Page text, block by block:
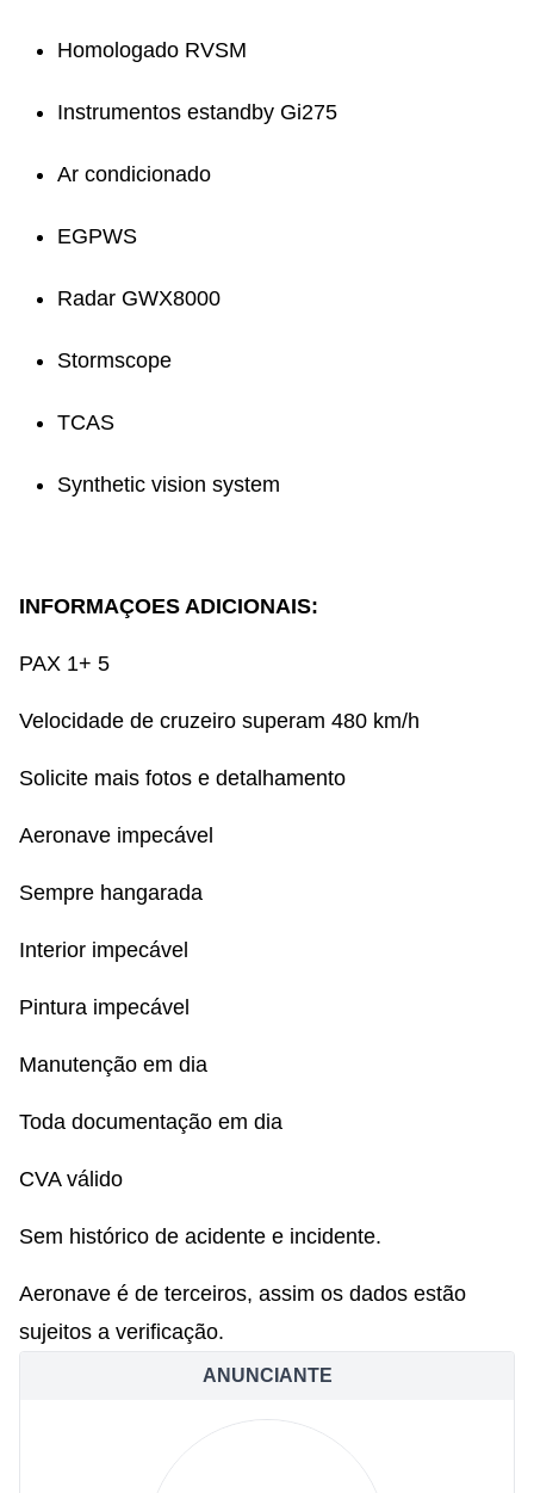
Homologado RVSM
Instrumentos estandby Gi275
Ar condicionado
EGPWS
Radar GWX8000
Stormscope
TCAS
Synthetic vision system
INFORMAÇOES ADICIONAIS:
PAX 1+ 5
Velocidade de cruzeiro superam 480 km/h
Solicite mais fotos e detalhamento
Aeronave impecável
Sempre hangarada
Interior impecável
Pintura impecável
Manutenção em dia
Toda documentação em dia
CVA válido
Sem histórico de acidente e incidente.
Aeronave é de terceiros, assim os dados estão
sujeitos a verificação.
ANUNCIANTE